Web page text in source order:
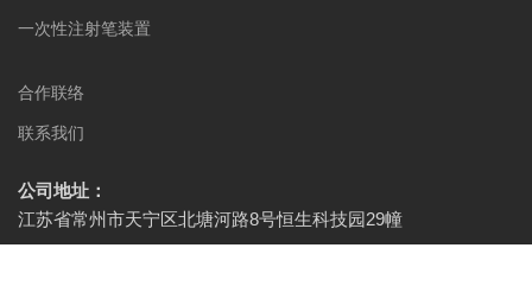
一次性注射笔装置
合作联络
联系我们
公司地址：
江苏省常州市天宁区北塘河路8号恒生科技园29幢